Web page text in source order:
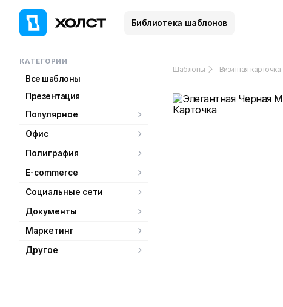
Библиотека шаблонов
КАТЕГОРИИ
Все шаблоны
Презентация
Популярное
Офис
Полиграфия
E-commerce
Социальные сети
Документы
Маркетинг
Другое
Шаблоны Визитная карточка